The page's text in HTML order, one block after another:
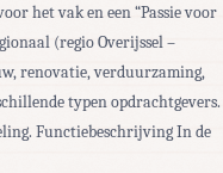
het vak en een “Passie voor
(regio Overijssel –
renovatie, verduurzaming,
typen opdrachtgevers.
Functiebeschrijving In de